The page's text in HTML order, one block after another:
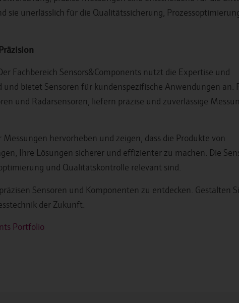
unerlässlich für die Qualitätssicherung,
Fachbereich Sensors&Components nutzt die Expertise und
bietet Sensoren für kundenspezifische Anwendungen an.
und Radarsensoren, liefern präzise und zuverlässige
hervorheben und zeigen, dass die Produkte von
Ihre Lösungen sicherer und effizienter zu machen. Die
und Qualitätskontrolle relevant sind.
Sensoren und Komponenten zu entdecken. Gestalten
der Zukunft.
Portfolio